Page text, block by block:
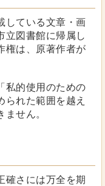
している文章・画
立図書館に帰属し
権は、原著作者が
私的使用のための
られた範囲を越え
せん。
確さには万全を期